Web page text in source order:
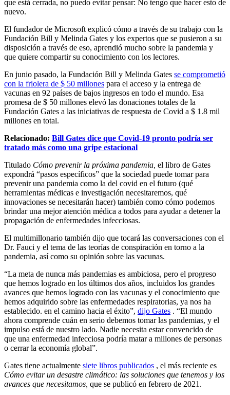
que está cerrada, no puedo evitar pensar: No tengo que hacer esto de
nuevo.
El fundador de Microsoft explicó cómo a través de su trabajo con la
Fundación Bill y Melinda Gates y los expertos que se pusieron a su
disposición a través de eso, aprendió mucho sobre la pandemia y
que quiere compartir su conocimiento con los lectores.
En junio pasado, la Fundación Bill y Melinda Gates se comprometió
con la friolera de $ 50 millones para el acceso y la entrega de
vacunas en 92 países de bajos ingresos en todo el mundo. Esa
promesa de $ 50 millones elevó las donaciones totales de la
Fundación Gates a las iniciativas de respuesta de Covid a $ 1.8 mil
millones en total.
Relacionado: Bill Gates dice que Covid-19 pronto podría ser
tratado más como una gripe estacional
Titulado Cómo prevenir la próxima pandemia, el libro de Gates
expondrá “pasos específicos” que la sociedad puede tomar para
prevenir una pandemia como la del covid en el futuro (qué
herramientas médicas e investigación necesitaremos, qué
innovaciones se necesitarán hacer) también como cómo podemos
brindar una mejor atención médica a todos para ayudar a detener la
propagación de enfermedades infecciosas.
El multimillonario también dijo que tocará las conversaciones con el
Dr. Fauci y el tema de las teorías de conspiración en torno a la
pandemia, así como su opinión sobre las vacunas.
“La meta de nunca más pandemias es ambiciosa, pero el progreso
que hemos logrado en los últimos dos años, incluidos los grandes
avances que hemos logrado con las vacunas y el conocimiento que
hemos adquirido sobre las enfermedades respiratorias, ya nos ha
establecido. en el camino hacia el éxito”, dijo Gates . “El mundo
ahora comprende cuán en serio debemos tomar las pandemias, y el
impulso está de nuestro lado. Nadie necesita estar convencido de
que una enfermedad infecciosa podría matar a millones de personas
o cerrar la economía global”.
Gates tiene actualmente siete libros publicados , el más reciente es
Cómo evitar un desastre climático: las soluciones que tenemos y los
avances que necesitamos, que se publicó en febrero de 2021.